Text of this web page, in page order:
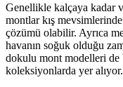
Genellikle kalçaya kadar
montlar kış
çözümü olabilir. Ayrıca
havanın soğuk olduğu
dokulu mont modelleri de
koleksiyonlarda yer alıyor.